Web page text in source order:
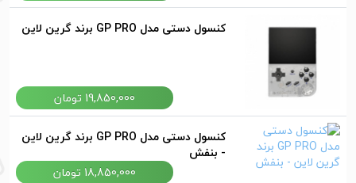
کنسول دستی مدل GP PRO برند گرین لاین
19,850,000 تومان
کنسول دستی مدل GP PRO برند گرین لاین
- بنفش
18,850,000 تومان